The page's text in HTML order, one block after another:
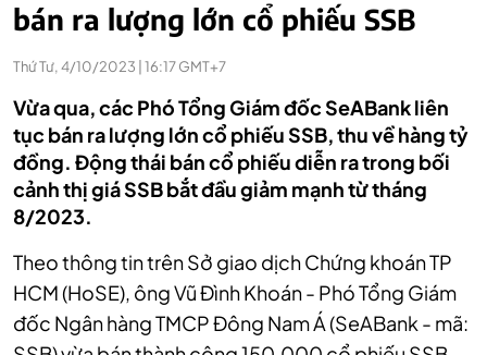
bán ra lượng lớn cổ phiếu SSB
Thứ Tư, 4/10/2023 | 16:17 GMT+7
Vừa qua, các Phó Tổng Giám đốc SeABank liên
tục bán ra lượng lớn cổ phiếu SSB, thu về hàng tỷ
đồng. Động thái bán cổ phiếu diễn ra trong bối
cảnh thị giá SSB bắt đầu giảm mạnh từ tháng
8/2023.
Theo thông tin trên Sở giao dịch Chứng khoán TP
HCM (HoSE), ông Vũ Đình Khoán - Phó Tổng Giám
đốc Ngân hàng TMCP Đông Nam Á (SeABank - mã: